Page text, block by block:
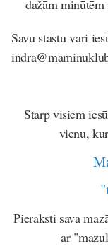
dažām
Savu stāstu vari
Starp visiem
vienu,
Pieraksti sava
ar